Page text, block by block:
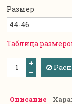
Размер
Таблица
Описание